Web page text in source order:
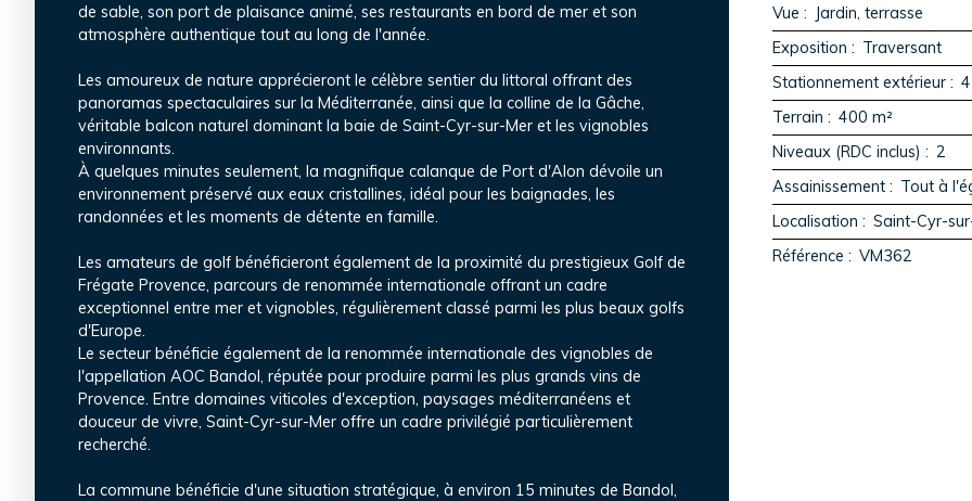
de sable, son port de plaisance animé, ses restaurants en bord de mer et son
atmosphère authentique tout au long de l'année.
Les amoureux de nature apprécieront le célèbre sentier du littoral offrant des
panoramas spectaculaires sur la Méditerranée, ainsi que la colline de la Gâche,
véritable balcon naturel dominant la baie de Saint-Cyr-sur-Mer et les vignobles
environnants.
À quelques minutes seulement, la magnifique calanque de Port d'Alon dévoile un
environnement préservé aux eaux cristallines, idéal pour les baignades, les
randonnées et les moments de détente en famille.
Les amateurs de golf bénéficieront également de la proximité du prestigieux Golf de
Frégate Provence, parcours de renommée internationale offrant un cadre
exceptionnel entre mer et vignobles, régulièrement classé parmi les plus beaux golfs
d'Europe.
Le secteur bénéficie également de la renommée internationale des vignobles de
l'appellation AOC Bandol, réputée pour produire parmi les plus grands vins de
Provence. Entre domaines viticoles d'exception, paysages méditerranéens et
douceur de vivre, Saint-Cyr-sur-Mer offre un cadre privilégié particulièrement
recherché.
La commune bénéficie d'une situation stratégique, à environ 15 minutes de Bandol,
Vue : Jardin, terrasse
Exposition : Traversant
Stationnement extérieur : 4
Terrain : 400 m²
Niveaux (RDC inclus) : 2
Assainissement : Tout à
Localisation : Saint-Cyr-
Référence : VM362